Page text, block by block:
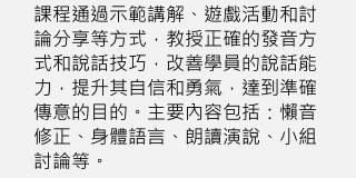
課程通過示範講解、遊戲活動和討
論分享等方式，教授正確的發音方
式和說話技巧，改善學員的說話能
力，提升其自信和勇氣，達到準確
傳意的目的。主要內容包括：懶音
修正、身體語言、朗讀演說、小組
討論等。